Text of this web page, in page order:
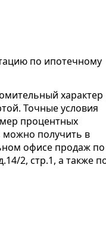
по ипотечному
характер
Точные условия
процентных
можно получить в
офисе продаж по
2, стр.1, а также